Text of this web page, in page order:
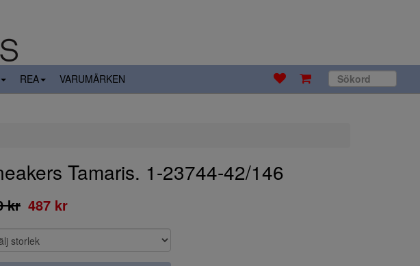
REA VARUMÄRKEN
Tamaris. 1-23744-42/146
kr 487 kr